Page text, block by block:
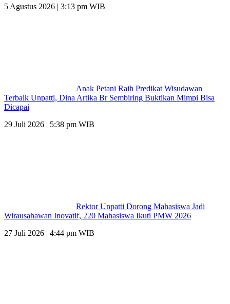
5 Agustus 2026 | 3:13 pm WIB
Anak Petani Raih Predikat Wisudawan
Terbaik Unpatti, Dina Artika Br Sembiring Buktikan Mimpi Bisa
Dicapai
29 Juli 2026 | 5:38 pm WIB
Rektor Unpatti Dorong Mahasiswa Jadi
Wirausahawan Inovatif, 220 Mahasiswa Ikuti PMW 2026
27 Juli 2026 | 4:44 pm WIB